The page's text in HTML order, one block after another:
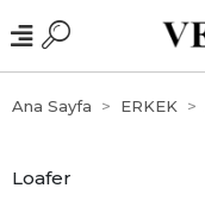
Ana Sayfa ERKEK
Loafer